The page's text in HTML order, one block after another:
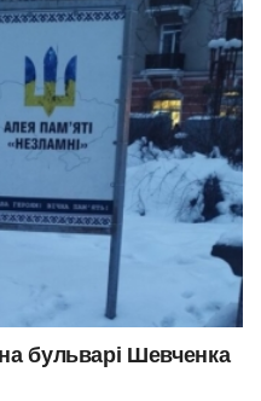
бульварі Шевченка